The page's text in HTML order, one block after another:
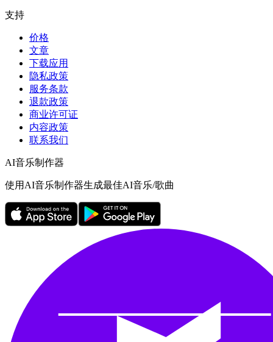
支持
价格
文章
下载应用
隐私政策
服务条款
退款政策
商业许可证
内容政策
联系我们
AI音乐制作器
使用AI音乐制作器生成最佳AI音乐/歌曲